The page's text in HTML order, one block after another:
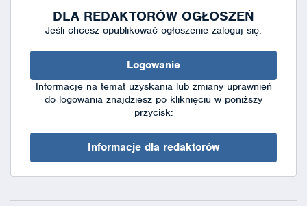
DLA REDAKTORÓW OGŁOSZEŃ
Jeśli chcesz opublikować ogłoszenie zaloguj się:
Logowanie
Informacje na temat uzyskania lub zmiany uprawnień
do logowania znajdziesz po kliknięciu w poniższy
przycisk:
Informacje dla redaktorów